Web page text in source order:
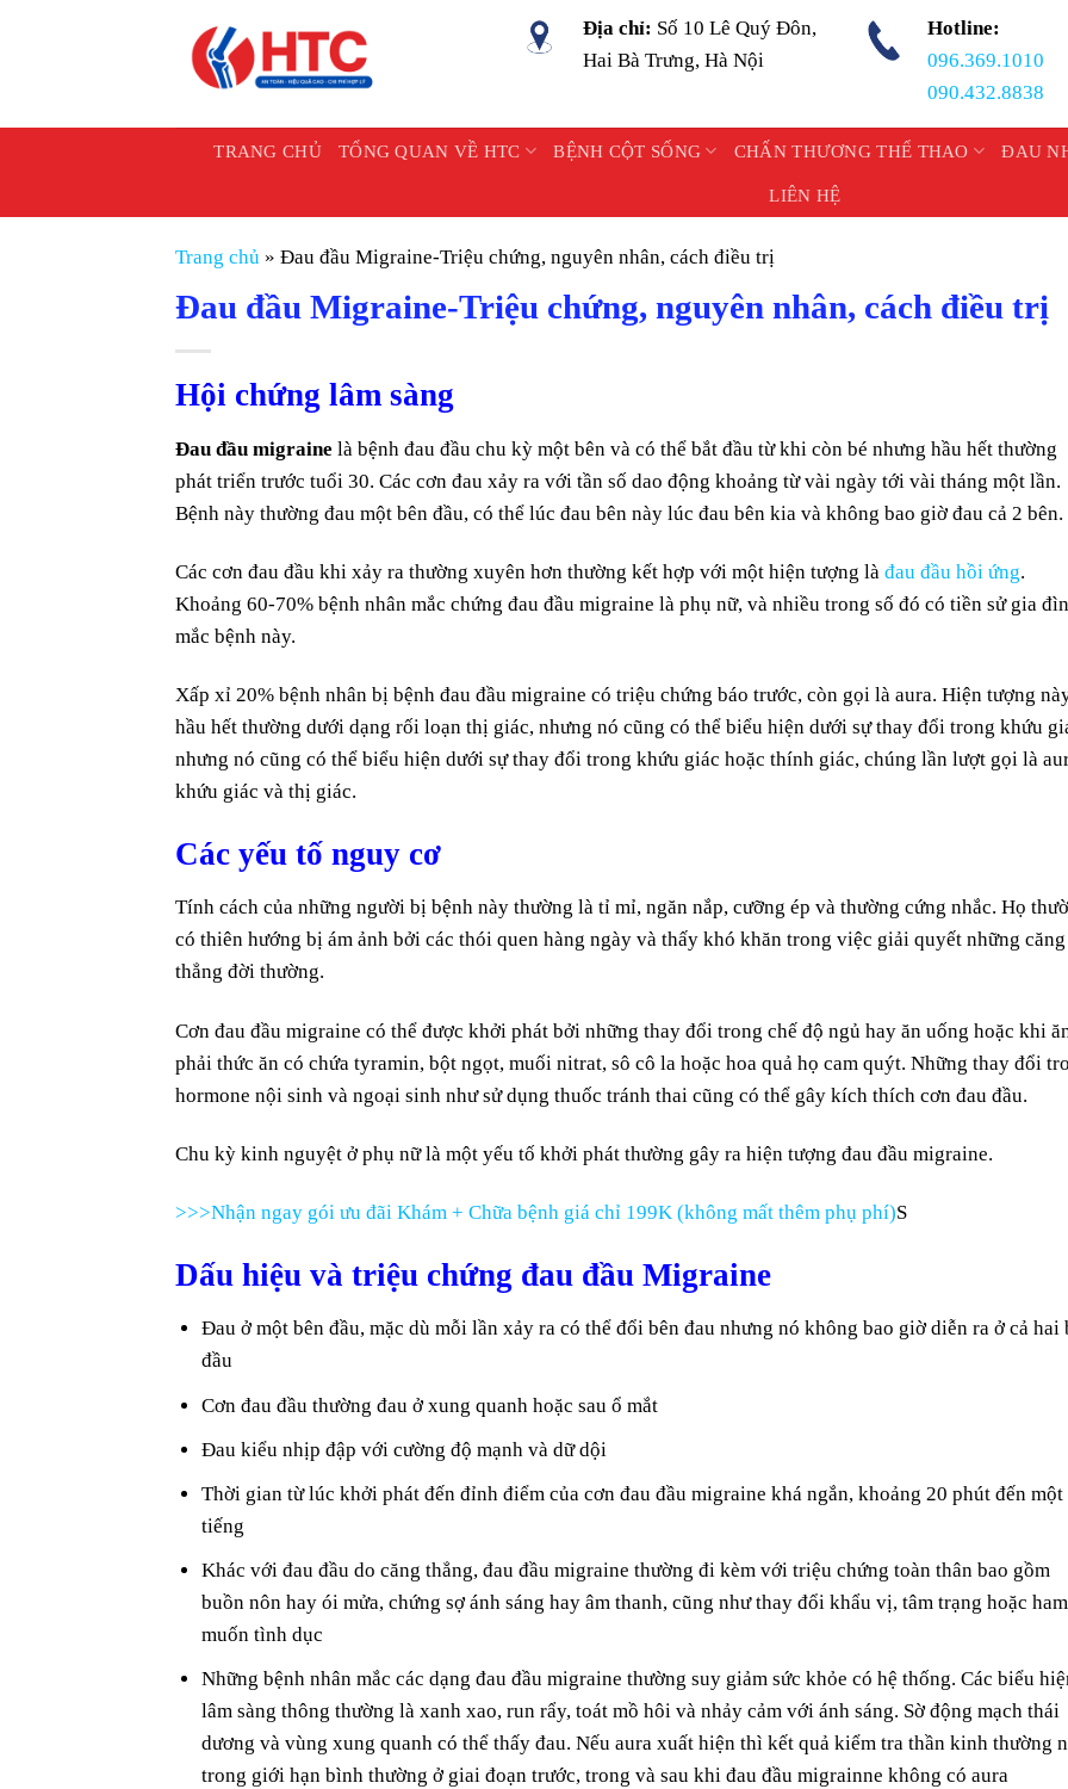
Địa chỉ: Số 10 Lê Quý Đôn,
Hai Bà Trưng, Hà Nội
Hotline:
096.369.1010
090.432.8838
TRANG CHỦ TỔNG QUAN VỀ HTC BỆNH CỘT SỐNG CHẤN THƯƠNG THỂ THAO ĐAU
LIÊN HỆ
Trang chủ » Đau đầu Migraine-Triệu chứng, nguyên nhân, cách điều trị
Đau đầu Migraine-Triệu chứng, nguyên nhân, cách điều trị
Hội chứng lâm sàng
Đau đầu migraine là bệnh đau đầu chu kỳ một bên và có thể bắt đầu từ khi còn bé nhưng hầu hết thường
phát triển trước tuổi 30. Các cơn đau xảy ra với tần số dao động khoảng từ vài ngày tới vài tháng một lần.
Bệnh này thường đau một bên đầu, có thể lúc đau bên này lúc đau bên kia và không bao giờ đau cả 2 bên.
Các cơn đau đầu khi xảy ra thường xuyên hơn thường kết hợp với một hiện tượng là đau đầu hồi ứng.
Khoảng 60-70% bệnh nhân mắc chứng đau đầu migraine là phụ nữ, và nhiều trong số đó có tiền sử gia
mắc bệnh này.
Xấp xỉ 20% bệnh nhân bị bệnh đau đầu migraine có triệu chứng báo trước, còn gọi là aura. Hiện tượng
hầu hết thường dưới dạng rối loạn thị giác, nhưng nó cũng có thể biểu hiện dưới sự thay đổi trong khứu
nhưng nó cũng có thể biểu hiện dưới sự thay đổi trong khứu giác hoặc thính giác, chúng lần lượt gọi là
khứu giác và thị giác.
Các yếu tố nguy cơ
Tính cách của những người bị bệnh này thường là tỉ mỉ, ngăn nắp, cưỡng ép và thường cứng nhắc. Họ
có thiên hướng bị ám ảnh bởi các thói quen hàng ngày và thấy khó khăn trong việc giải quyết những căng
thẳng đời thường.
Cơn đau đầu migraine có thể được khởi phát bởi những thay đổi trong chế độ ngủ hay ăn uống hoặc khi
phải thức ăn có chứa tyramin, bột ngọt, muối nitrat, sô cô la hoặc hoa quả họ cam quýt. Những thay đổi
hormone nội sinh và ngoại sinh như sử dụng thuốc tránh thai cũng có thể gây kích thích cơn đau đầu.
Chu kỳ kinh nguyệt ở phụ nữ là một yếu tố khởi phát thường gây ra hiện tượng đau đầu migraine.
>>>Nhận ngay gói ưu đãi Khám + Chữa bệnh giá chỉ 199K (không mất thêm phụ phí)S
Dấu hiệu và triệu chứng đau đầu Migraine
Đau ở một bên đầu, mặc dù mỗi lần xảy ra có thể đổi bên đau nhưng nó không bao giờ diễn ra ở cả hai
đầu
Cơn đau đầu thường đau ở xung quanh hoặc sau ổ mắt
Đau kiểu nhịp đập với cường độ mạnh và dữ dội
Thời gian từ lúc khởi phát đến đỉnh điểm của cơn đau đầu migraine khá ngắn, khoảng 20 phút đến một
tiếng
Khác với đau đầu do căng thẳng, đau đầu migraine thường đi kèm với triệu chứng toàn thân bao gồm
buồn nôn hay ói mửa, chứng sợ ánh sáng hay âm thanh, cũng như thay đổi khẩu vị, tâm trạng hoặc ham
muốn tình dục
Những bệnh nhân mắc các dạng đau đầu migraine thường suy giảm sức khỏe có hệ thống. Các biểu
lâm sàng thông thường là xanh xao, run rẩy, toát mồ hôi và nhảy cảm với ánh sáng. Sờ động mạch thái
dương và vùng xung quanh có thể thấy đau. Nếu aura xuất hiện thì kết quả kiểm tra thần kinh thường
trong giới hạn bình thường ở giai đoạn trước, trong và sau khi đau đầu migrainne không có aura